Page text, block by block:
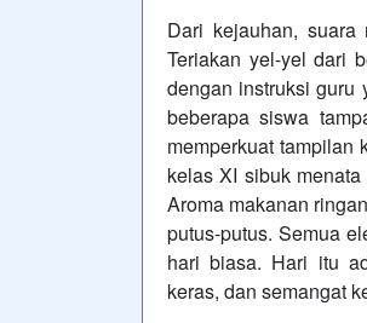
Dari kejauhan,
Teriakan yel-yel dari
dengan instruksi guru
beberapa siswa
memperkuat tampilan
kelas XI sibuk
Aroma makanan
putus-putus. Semua
hari biasa. Hari itu
keras, dan semangat